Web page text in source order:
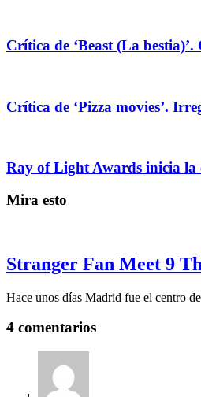
Crítica de ‘Beast (La
Crítica de ‘Pizza movies’.
Ray of Light Awards inicia la
Mira esto
Stranger Fan Meet 9
Hace unos días Madrid fue el centro
4 comentarios